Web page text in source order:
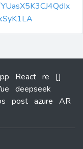
React re
[]
deepseek
post azure AR